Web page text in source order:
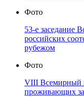
Фото
53-е заседание
российских
рубежом
Фото
VIII Всемирный
проживающих